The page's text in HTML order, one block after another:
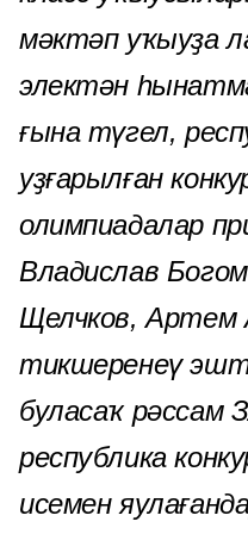
мәктәп уҡыуҙа
электән
ғына түгел,
уҙғарылған
олимпиадалар
Владислав
Щелчков, Артем
тикшеренеү
буласаҡ рәссам
республика
исемен